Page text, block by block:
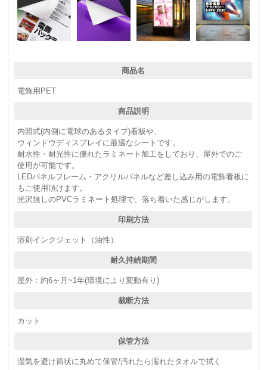
商品名
電飾用PET
商品説明
内照式(内側に電球のあるタイプ)看板や、
ウィンドウディスプレイに最適なシートです。
耐水性・耐光性に優れたラミネート加工をしており、屋外でのご
使用が可能です。
LEDパネルフレーム・アクリルパネルなど差し込み用の電飾看板に
もご使用頂けます。
光沢無しのPVCラミネート処理で、落ち着いた感じがします。
印刷方法
溶剤インクジェット（油性）
耐久持続期間
屋外：約6ヶ月~1年(環境により変動有り)
裁断方法
カット
保管方法
湿気を避け筒状に丸めて保管/汚れたら濡れたタオルで拭く